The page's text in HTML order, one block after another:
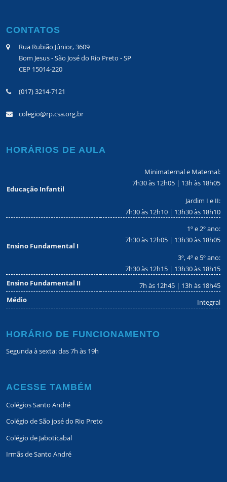
CONTATOS
Rua Rubião Júnior, 3609
Bom Jesus - São José do Rio Preto - SP
CEP 15014-220
(017) 3214-7121
colegio@rp.csa.org.br
HORÁRIOS DE AULA
Educação Infantil
Minimaternal e Maternal:
7h30 às 12h05 | 13h às 18h05
Jardim I e II:
7h30 às 12h10 | 13h30 às 18h10
Ensino Fundamental I
1º e 2º ano:
7h30 às 12h05 | 13h30 às 18h05
3º, 4º e 5º ano:
7h30 às 12h15 | 13h30 às 18h15
Ensino Fundamental II
7h às 12h45 | 13h às 18h45
Médio
Integral
HORÁRIO DE FUNCIONAMENTO
Segunda à sexta: das 7h às 19h
ACESSE TAMBÉM
Colégios Santo André
Colégio de São josé do Rio Preto
Colégio de Jaboticabal
Irmãs de Santo André